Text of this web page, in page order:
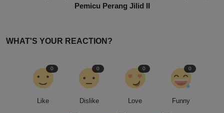
Pemicu Perang Jilid II
WHAT'S YOUR REACTION?
Like
0
Dislike
0
Love
0
Funny
0